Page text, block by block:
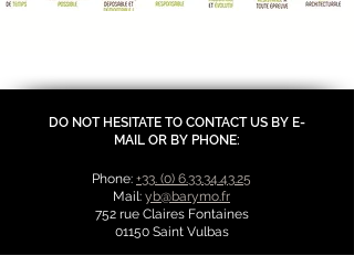
DO NOT HESITATE TO CONTACT US BY E-
MAIL OR BY PHONE:
Phone: +33. (0) 6.33.34.43.25
Mail: yb@barymo.fr
752 rue Claires Fontaines
01150 Saint Vulbas